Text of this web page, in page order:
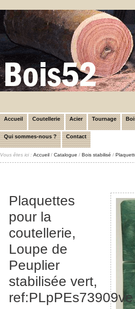
Accueil Coutellerie Acier Tournage
Qui sommes-nous ? Contact
Vous êtes ici : Accueil / Catalogue / Bois stabilisé /
Plaquettes
pour la
coutellerie,
Loupe de
Peuplier
stabilisée vert,
ref:PLpPEs73909ve